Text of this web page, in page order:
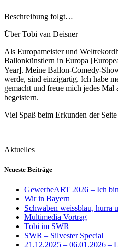
Beschreibung folgt…
Über Tobi van Deisner
Als Europameister und
Ballonkünstlern in Europa
Year]. Meine Ballon-Comedy-
werde, sind einzigartig. Ich habe
gemacht und freue mich jedes
begeistern.
Viel Spaß beim Erkunden der
Aktuelles
Neueste Beiträge
GewerbeART 2026 – Ich
Wir in Bayern
Schwaben weissblau, hurra
Multimedia Vortrag
Tobi im SWR
SWR – Silvester Special
21.12.2025 – 06.01.2026 –